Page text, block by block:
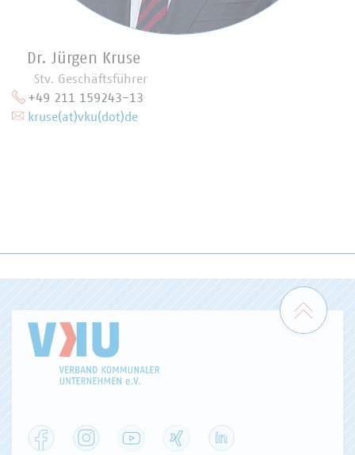
Dr. Jürgen Kruse
Stv. Geschäftsführer
+49 211 159243-13
kruse(at)vku(dot)de
Zum
Facebook Instagram YouTube